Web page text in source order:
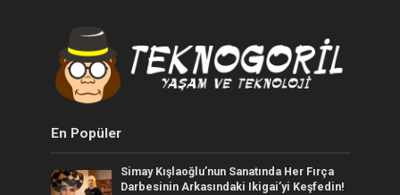
En Popüler
Simay Kışlaoğlu’nun Sanatında Her Fırça
Darbesinin Arkasındaki Ikigai’yi Keşfedin!